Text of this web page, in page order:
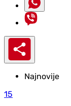
Najnovije
15